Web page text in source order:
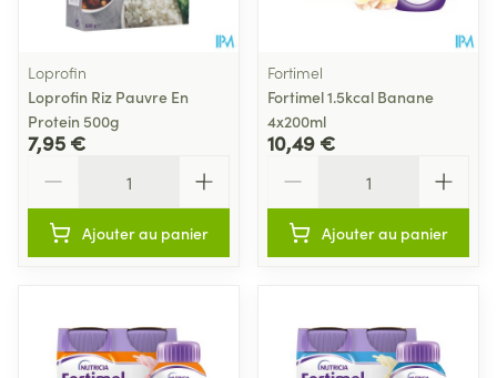
Loprofin
Loprofin Riz Pauvre En
Protein 500g
7,95 €
Ajouter au panier
Fortimel
Fortimel 1.5kcal Banane
4x200ml
10,49 €
Ajouter au panier